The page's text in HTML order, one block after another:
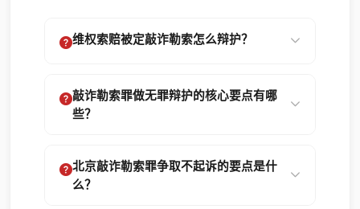
维权索赔被定敲诈勒索怎么辩护？
敲诈勒索罪做无罪辩护的核心要点有哪
些？
北京敲诈勒索罪争取不起诉的要点是什
么？